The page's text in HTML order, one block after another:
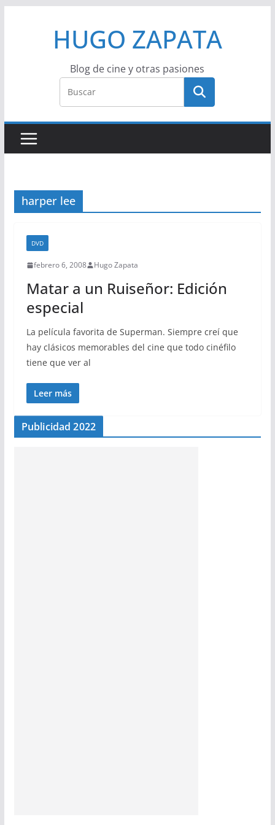
HUGO ZAPATA
Blog de cine y otras pasiones
harper lee
DVD
febrero 6, 2008 Hugo Zapata
Matar a un Ruiseñor: Edición
especial
La película favorita de Superman. Siempre creí que
hay clásicos memorables del cine que todo cinéfilo
tiene que ver al
Leer más
Publicidad 2022